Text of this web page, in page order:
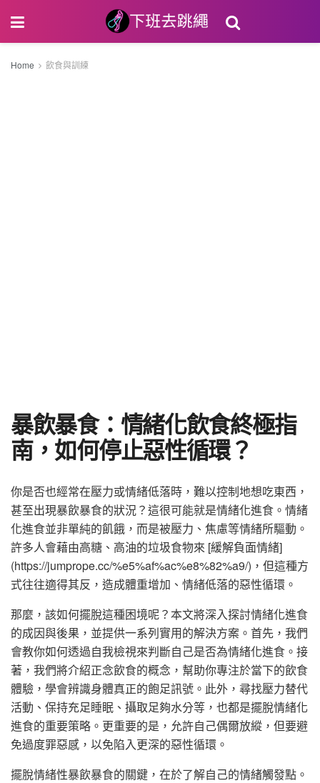
Home 飲食與訓練
暴飲暴食：情緒化飲食終極指
南，如何停止惡性循環？
你是否也經常在壓力或情緒低落時，難以控制地想吃東西，
甚至出現暴飲暴食的狀況？這很可能就是情緒化進食。情緒
化進食並非單純的飢餓，而是被壓力、焦慮等情緒所驅動。
許多人會藉由高糖、高油的垃圾食物來 [緩解負面情緒]
(https://jumprope.cc/%e5%af%ac%e8%82%a9/)，但這種方
式往往適得其反，造成體重增加、情緒低落的惡性循環。
那麼，該如何擺脫這種困境呢？本文將深入探討情緒化進食
的成因與後果，並提供一系列實用的解決方案。首先，我們
會教你如何透過自我檢視來判斷自己是否為情緒化進食。接
著，我們將介紹正念飲食的概念，幫助你專注於當下的飲食
體驗，學會辨識身體真正的飽足訊號。此外，尋找壓力替代
活動、保持充足睡眠、攝取足夠水分等，也都是擺脫情緒化
進食的重要策略。更重要的是，允許自己偶爾放縱，但要避
免過度罪惡感，以免陷入更深的惡性循環。
擺脫情緒性暴飲暴食的關鍵，在於了解自己的情緒觸發點。